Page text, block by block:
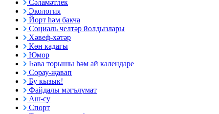
Сәламәтлек
Экология
Йорт һәм бакча
Социаль челтәр йолдызлары
Хәвеф-хәтәр
Көн кадагы
Юмор
Һава торышы һәм ай календаре
Сорау-җавап
Бу кызык!
Файдалы мәгълүмат
Аш-су
Спорт